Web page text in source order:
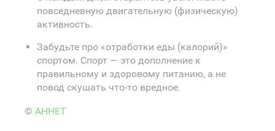
повседневную двигательную (физическую)
активность.
Забудьте про «отработки еды (калорий)»
спортом. Спорт — это дополнение к
правильному и здоровому питанию, а не
повод скушать что-то вредное.
© АННЕТ